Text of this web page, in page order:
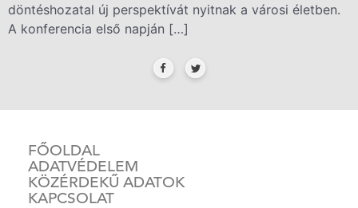
döntéshozatal új perspektívát nyitnak a városi életben.
A konferencia első napján […]
FŐOLDAL
ADATVÉDELEM
KÖZÉRDEKŰ ADATOK
KAPCSOLAT